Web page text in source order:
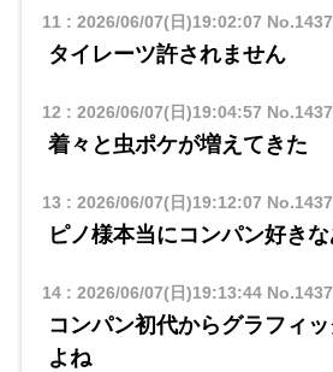
11 : 2026/06/07(日)19:02:07
タイレーツ許されません
12 : 2026/06/07(日)19:04:57
着々と虫ポケが増えてきた
13 : 2026/06/07(日)19:12:07
ピノ様本当にコンパン好き
14: 2026/06/07(日)19:13:44
コンパン初代からグラフィ
よね